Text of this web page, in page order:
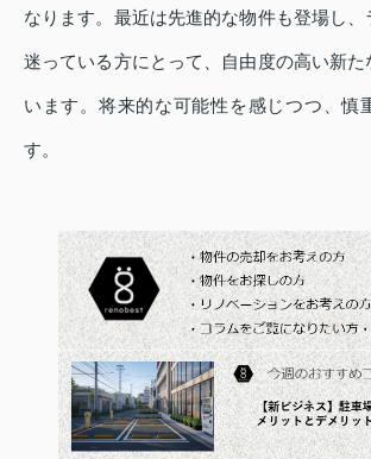
なります。最近は先進的な物件も登場し、
迷っている方にとって、自由度の高い新た
います。将来的な可能性を感じつつ、慎
す。